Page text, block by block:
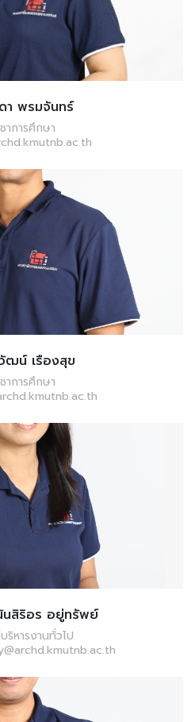
า พรมจันทร์
าการศึกษา
ฒน์ เรืองสุข
าการศึกษา
นสิริอร อยู่ทรัพย์
ริหารงานทั่วไป